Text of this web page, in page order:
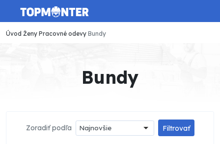
Úvod Ženy Pracovné odevy Bundy
Bundy
Zoradiť podľa Najnovšie Filtrovať